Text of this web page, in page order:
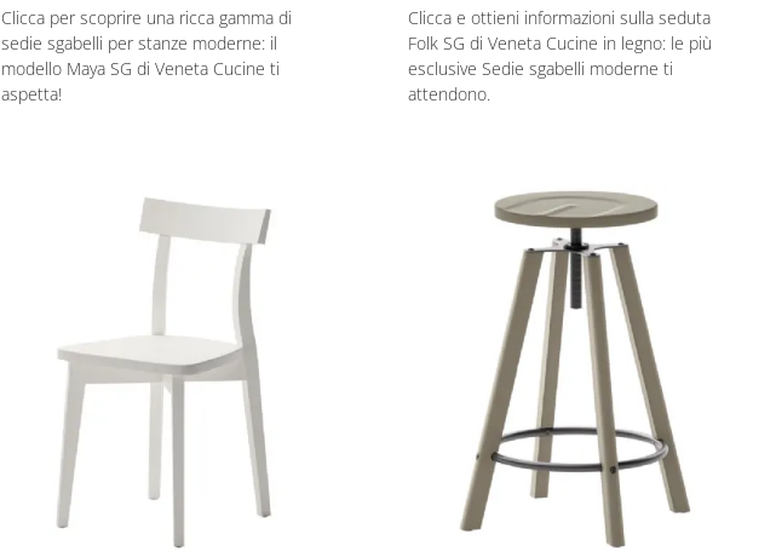
Clicca per scoprire una ricca gamma di
sedie sgabelli per stanze moderne: il
modello Maya SG di Veneta Cucine ti
aspetta!
Clicca e ottieni informazioni sulla seduta
Folk SG di Veneta Cucine in legno: le più
esclusive Sedie sgabelli moderne ti
attendono.